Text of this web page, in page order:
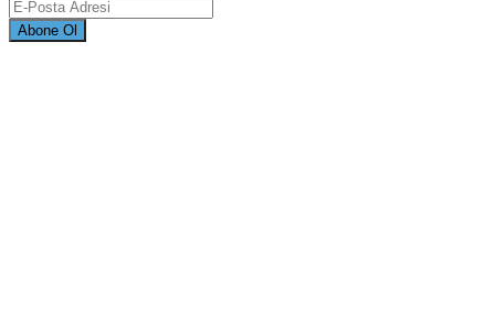
Abone Ol